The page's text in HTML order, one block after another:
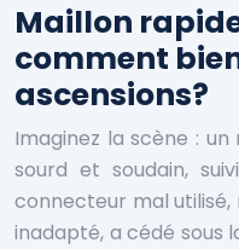
Maillon
comment
ascensions?
Imaginez la scène :
sourd et soudain,
connecteur mal
inadapté, a cédé sous